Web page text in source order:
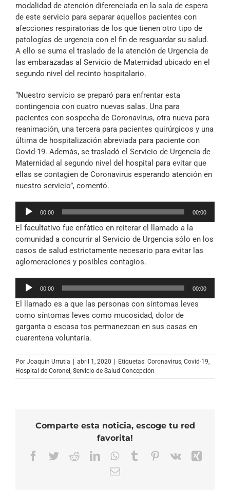
modalidad de atención diferenciada en la sala de espera
de este servicio para separar aquellos pacientes con
afecciones respiratorias de los que tienen otro tipo de
patologías de urgencia con el fin de resguardar su salud.
A ello se suma el traslado de la atención de Urgencia de
las embarazadas al Servicio de Maternidad ubicado en el
segundo nivel del recinto hospitalario.
“Nuestro servicio se preparó para enfrentar esta
contingencia con cuatro nuevas salas. Una para
pacientes con sospecha de Coronavirus, otra nueva para
reanimación, una tercera para pacientes quirúrgicos y una
última de hospitalización abreviada para paciente con
Covid-19. Además, se trasladó el Servicio de Urgencia de
Maternidad al segundo nivel del hospital para evitar que
ellas se contagien de Coronavirus esperando atención en
nuestro servicio”, comentó.
Reproductor
audio
00:00 00:00
El facultativo fue enfático en reiterar el llamado a la
comunidad a concurrir al Servicio de Urgencia sólo en los
casos de salud estrictamente necesario para evitar las
aglomeraciones y posibles contagios.
Reproductor
audio
00:00 00:00
El llamado es a que las personas con síntomas leves
como síntomas leves como mucosidad, dolor de
garganta o escasa tos permanezcan en sus casas en
cuarentena voluntaria.
Por Joaquin Urrutia abril 1, 2020 Etiquetas: Coronavirus, Covid-19,
Hospital de Coronel , Servicio de Salud Concepción
Comparte esta noticia, escoge tu red
favorita!
Facebook
TwitterRedditLinkedInWhatsApp
TumblrPinterest
Vk
Correo